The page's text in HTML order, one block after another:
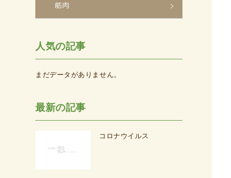
筋肉
人気の記事
まだデータがありません。
最新の記事
コロナウイルス